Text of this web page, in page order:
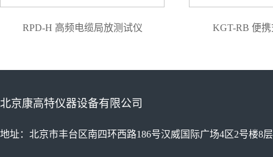
RPD-H 高频电缆局放测试仪 KGT-RB 便
北京康高特仪器设备有限公司
地址：北京市丰台区南四环西路186号汉威国际广场4区2号楼8层